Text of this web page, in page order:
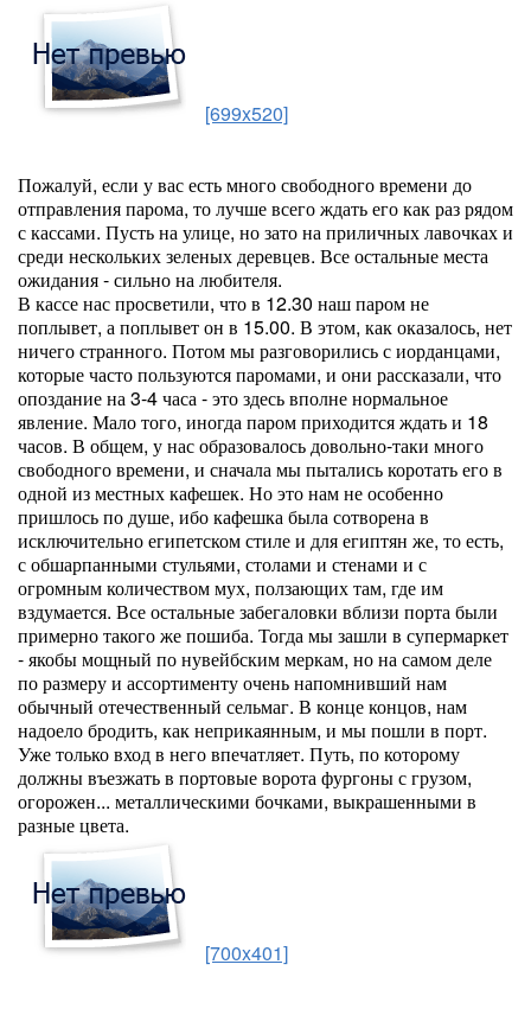
[699x520]
Пожалуй, если у вас есть много свободного времени до
отправления парома, то лучше всего ждать его как раз рядом
с кассами. Пусть на улице, но зато на приличных лавочках и
среди нескольких зеленых деревцев. Все остальные места
ожидания - сильно на любителя.
В кассе нас просветили, что в 12.30 наш паром не
поплывет, а поплывет он в 15.00. В этом, как оказалось, нет
ничего странного. Потом мы разговорились с иорданцами,
которые часто пользуются паромами, и они рассказали, что
опоздание на 3-4 часа - это здесь вполне нормальное
явление. Мало того, иногда паром приходится ждать и 18
часов. В общем, у нас образовалось довольно-таки много
свободного времени, и сначала мы пытались коротать его в
одной из местных кафешек. Но это нам не особенно
пришлось по душе, ибо кафешка была сотворена в
исключительно египетском стиле и для египтян же, то есть,
с обшарпанными стульями, столами и стенами и с
огромным количеством мух, ползающих там, где им
вздумается. Все остальные забегаловки вблизи порта были
примерно такого же пошиба. Тогда мы зашли в супермаркет
- якобы мощный по нувейбским меркам, но на самом деле
по размеру и ассортименту очень напомнивший нам
обычный отечественный сельмаг. В конце концов, нам
надоело бродить, как неприкаянным, и мы пошли в порт.
Уже только вход в него впечатляет. Путь, по которому
должны въезжать в портовые ворота фургоны с грузом,
огорожен... металлическими бочками, выкрашенными в
разные цвета.
[700x401]